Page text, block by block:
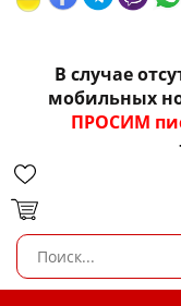
В случае
мобильных
ПРОСИМ